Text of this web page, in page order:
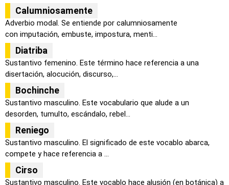
Calumniosamente
Adverbio modal. Se entiende por calumniosamente
con imputación, embuste, impostura, menti...
Diatriba
Sustantivo femenino. Este término hace referencia a una
disertación, alocución, discurso,...
Bochinche
Sustantivo masculino. Este vocabulario que alude a un
desorden, tumulto, escándalo, rebel...
Reniego
Sustantivo masculino. El significado de este vocablo abarca,
compete y hace referencia a ...
Cirso
Sustantivo masculino. Este vocablo hace alusión (en botánica) a